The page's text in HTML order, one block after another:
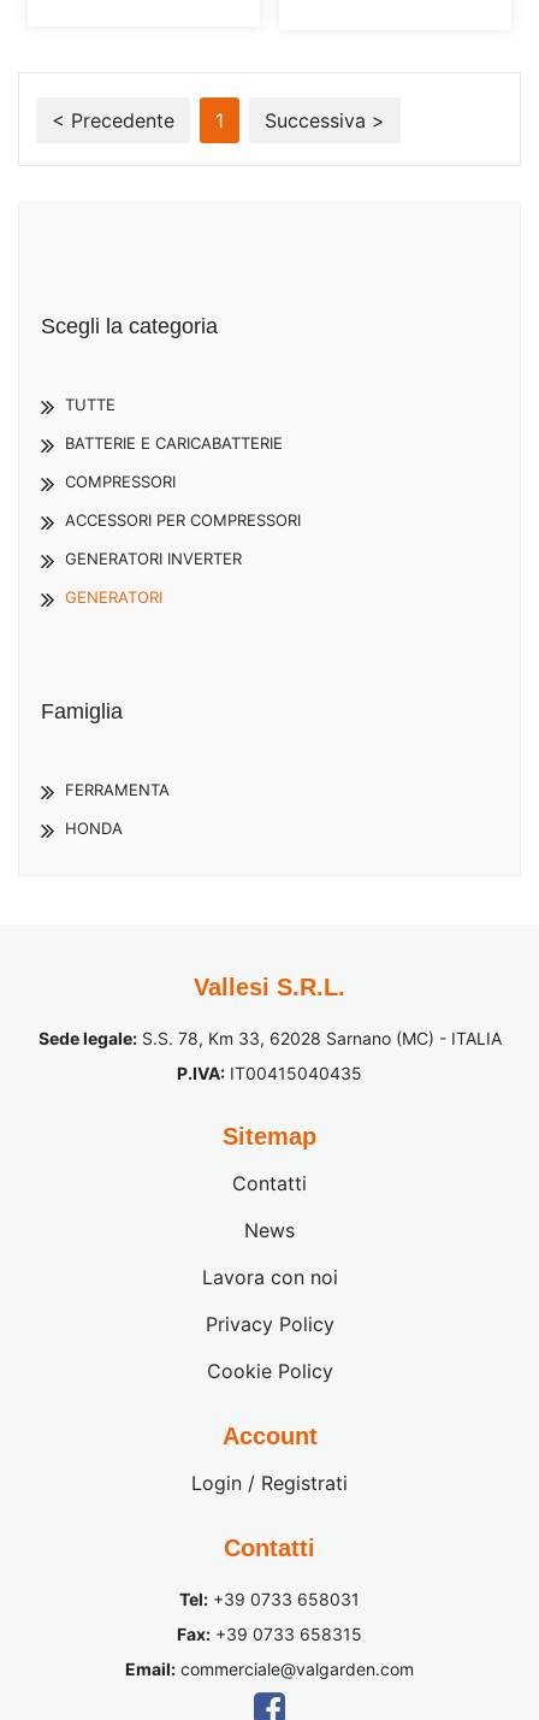
< Precedente 1 Successiva >
Scegli la categoria
TUTTE
BATTERIE E CARICABATTERIE
COMPRESSORI
ACCESSORI PER COMPRESSORI
GENERATORI INVERTER
GENERATORI
Famiglia
FERRAMENTA
HONDA
Vallesi S.R.L.
Sede legale:S.S. 78, Km 33, 62028 Sarnano (MC) - ITALIA
P.IVA: IT00415040435
Sitemap
Contatti
News
Lavora con noi
Privacy Policy
Cookie Policy
Account
Login / Registrati
Contatti
Tel: +39 0733 658031
Fax: +39 0733 658315
Email: commerciale@valgarden.com